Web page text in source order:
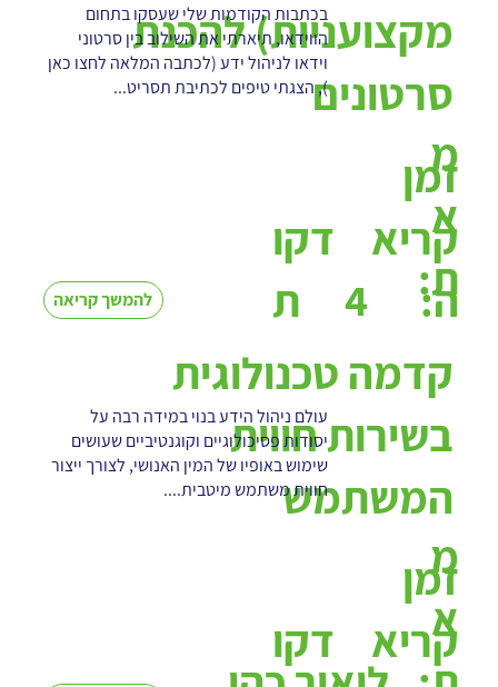
מקצועניות) להכנת
סרטונים
בכתבות הקודמות שלי שעסקו בתחום
הווידאו, תיארתי את השילוב בין סרטוני
וידאו לניהול ידע (לכתבה המלאה לחצו כאן
), הצגתי טיפים לכתיבת תסריט...
מ
א
ת:
להמשך קריאה
דקו
ת
זמן
קריא
ה:
4
קדמה טכנולוגית
בשירות חווית
המשתמש
עולם ניהול הידע בנוי במידה רבה על
יסודות פסיכולוגיים וקוגנטיביים שעושים
שימוש באופיו של המין האנושי, לצורך ייצור
חווית משתמש מיטבית....
מ
א
דקו
זמן
קריא